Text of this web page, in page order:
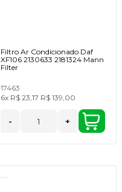
Filtro Ar Condicionado Daf
XF106 2130633 2181324 Mann
Filter
17463
6x R$ 23,17 R$ 139,00
- +